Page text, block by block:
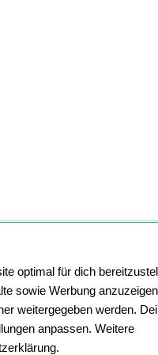
optimal für dich
sowie Werbung
weitergegeben werden.
anpassen. Weitere